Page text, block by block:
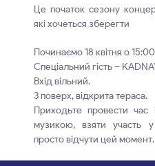
Це початок сезону
які хочеться зберегти
Починаємо 18 квітня о
Спеціальний гість –
Вхід вільний.
3 поверх, відкрита тераса.
Приходьте провести час
музикою, взяти участь у
просто відчути цей момент.